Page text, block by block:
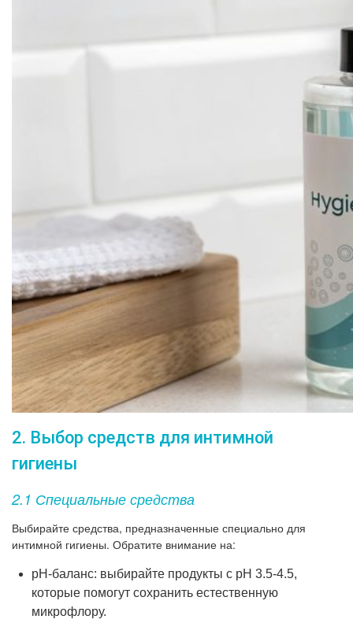
2. Выбор средств для интимной
гигиены
2.1 Специальные средства
Выбирайте средства, предназначенные специально для
интимной гигиены. Обратите внимание на:
pH-баланс: выбирайте продукты с pH 3.5-4.5,
которые помогут сохранить естественную
микрофлору.